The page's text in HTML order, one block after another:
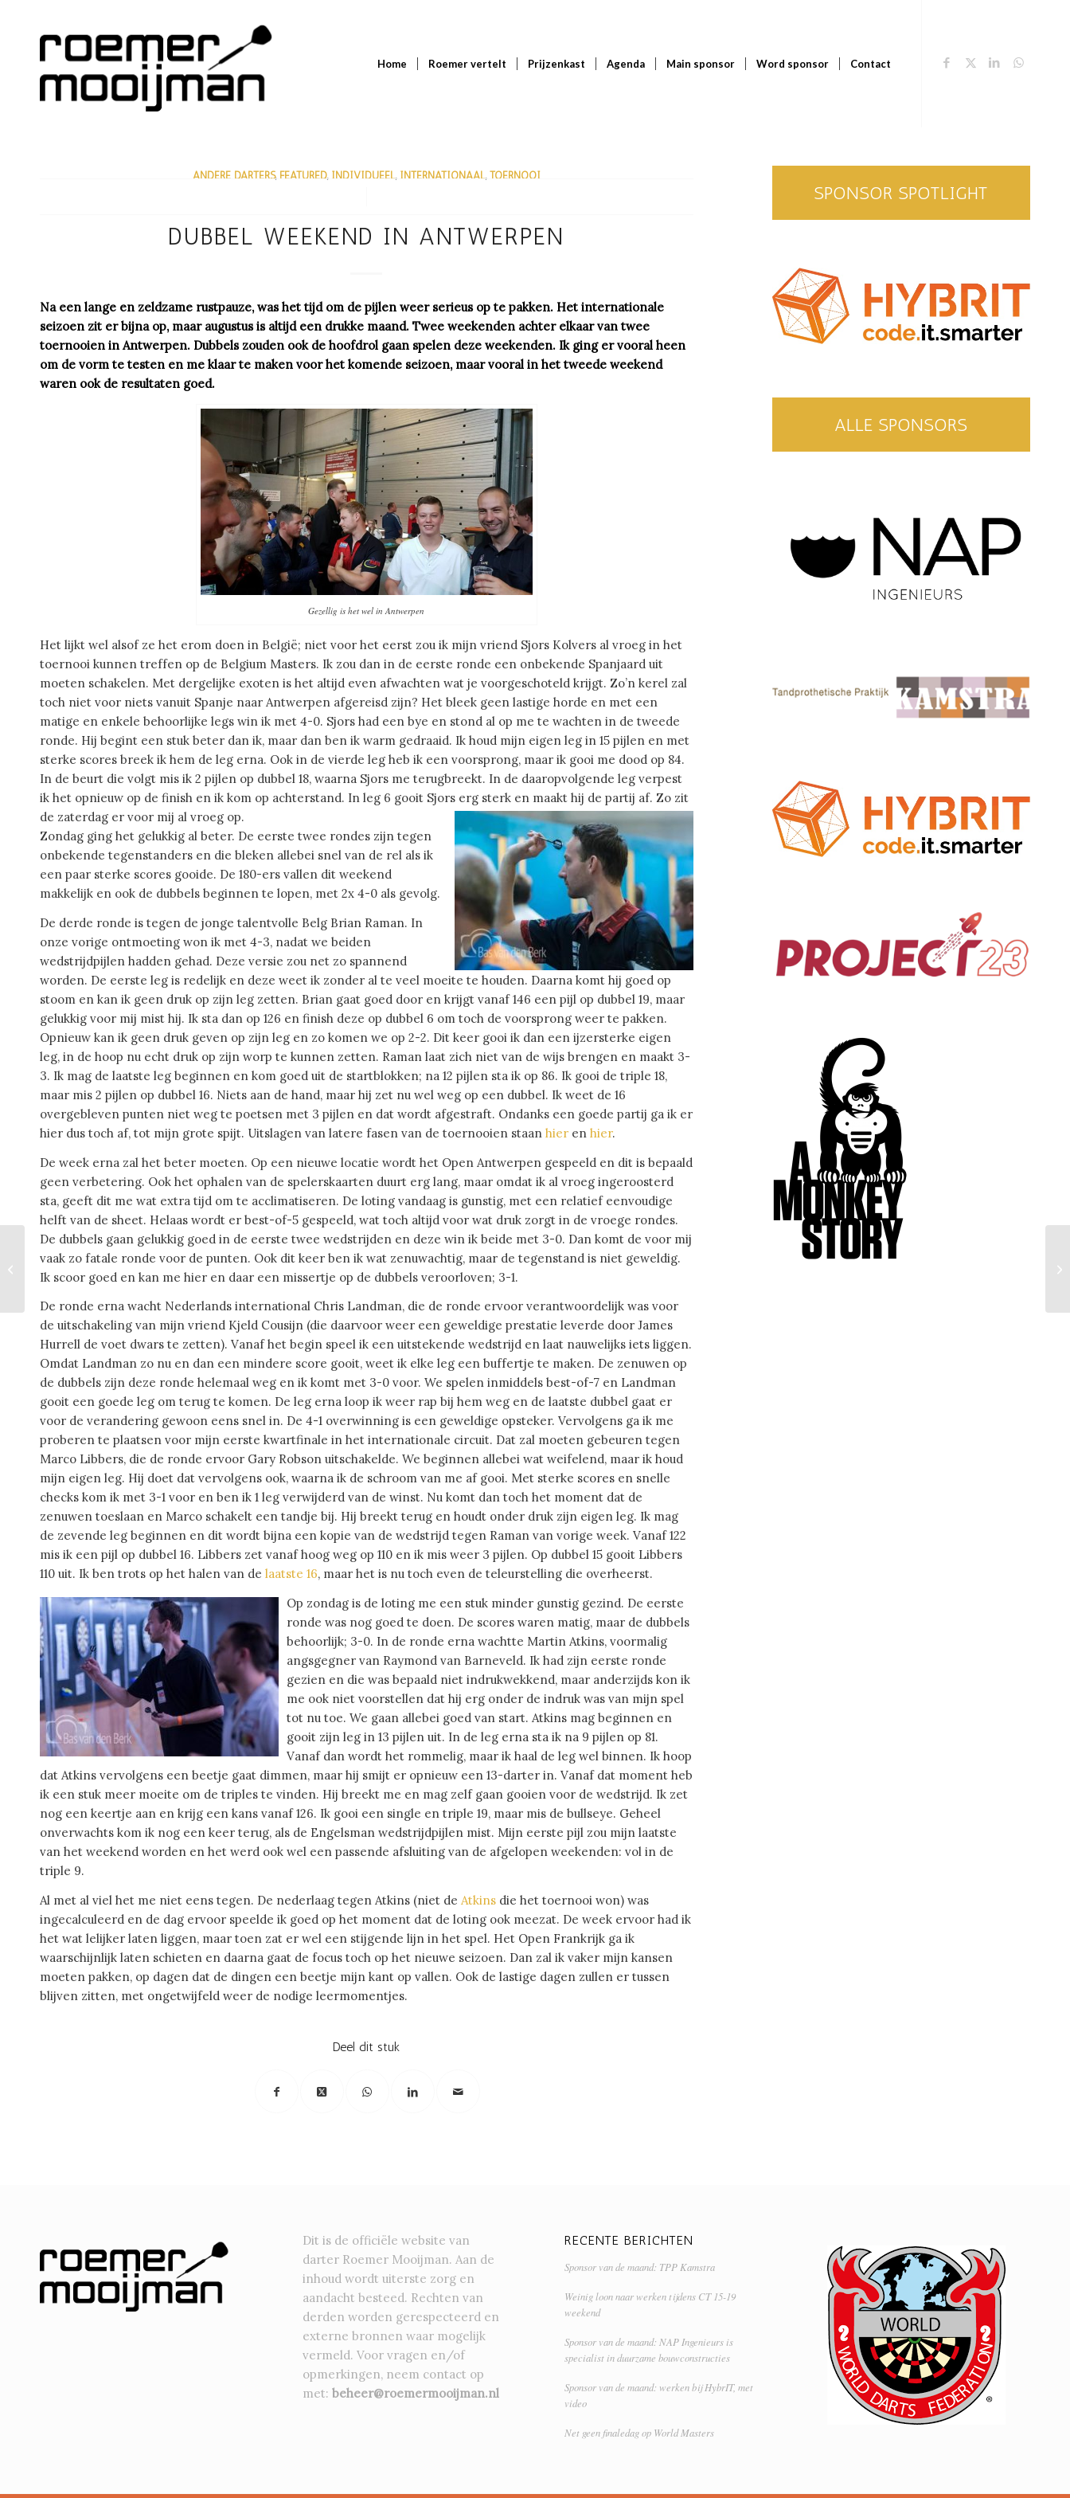
Home Roemer vertelt Prijzenkast Agenda Main sponsor Word sponsor Contact
ANDERE DARTERS, FEATURED, INDIVIDUEEL, INTERNATIONAAL,TOERNOOI
DUBBEL WEEKEND IN ANTWERPEN
Na een lange en zeldzame rustpauze, was het tijd om de pijlen weer serieus op te pakken. Het internationale
seizoen zit er bijna op, maar augustus is altijd een drukke maand. Twee weekenden achter elkaar van twee
toernooien in Antwerpen. Dubbels zouden ook de hoofdrol gaan spelen deze weekenden. Ik ging er vooral heen
om de vorm te testen en me klaar te maken voor het komende seizoen, maar vooral in het tweede weekend
waren ook de resultaten goed.
Gezellig is het wel in Antwerpen
Het lijkt wel alsof ze het erom doen in België; niet voor het eerst zou ik mijn vriend Sjors Kolvers al vroeg in het
toernooi kunnen treffen op de Belgium Masters. Ik zou dan in de eerste ronde een onbekende Spanjaard uit
moeten schakelen. Met dergelijke exoten is het altijd even afwachten wat je voorgeschoteld krijgt. Zo’n kerel zal
toch niet voor niets vanuit Spanje naar Antwerpen afgereisd zijn? Het bleek geen lastige horde en met een
matige en enkele behoorlijke legs win ik met 4-0. Sjors had een bye en stond al op me te wachten in de tweede
ronde. Hij begint een stuk beter dan ik, maar dan ben ik warm gedraaid. Ik houd mijn eigen leg in 15 pijlen en met
sterke scores breek ik hem de leg erna. Ook in de vierde leg heb ik een voorsprong, maar ik gooi me dood op 84.
In de beurt die volgt mis ik 2 pijlen op dubbel 18, waarna Sjors me terugbreekt. In de daaropvolgende leg verpest
ik het opnieuw op de finish en ik kom op achterstand. In leg 6 gooit Sjors erg sterk en maakt hij de partij af. Zo zit
de zaterdag er voor mij al vroeg op.
Zondag ging het gelukkig al beter. De eerste twee rondes zijn tegen
onbekende tegenstanders en die bleken allebei snel van de rel als ik
een paar sterke scores gooide. De 180-ers vallen dit weekend
makkelijk en ook de dubbels beginnen te lopen, met 2x 4-0 als gevolg.
De derde ronde is tegen de jonge talentvolle Belg Brian Raman. In
onze vorige ontmoeting won ik met 4-3, nadat we beiden
wedstrijdpijlen hadden gehad. Deze versie zou net zo spannend
worden. De eerste leg is redelijk en deze weet ik zonder al te veel moeite te houden. Daarna komt hij goed op
stoom en kan ik geen druk op zijn leg zetten. Brian gaat goed door en krijgt vanaf 146 een pijl op dubbel 19, maar
gelukkig voor mij mist hij. Ik sta dan op 126 en finish deze op dubbel 6 om toch de voorsprong weer te pakken.
Opnieuw kan ik geen druk geven op zijn leg en zo komen we op 2-2. Dit keer gooi ik dan een ijzersterke eigen
leg, in de hoop nu echt druk op zijn worp te kunnen zetten. Raman laat zich niet van de wijs brengen en maakt 3-
3. Ik mag de laatste leg beginnen en kom goed uit de startblokken; na 12 pijlen sta ik op 86. Ik gooi de triple 18,
maar mis 2 pijlen op dubbel 16. Niets aan de hand, maar hij zet nu wel weg op een dubbel. Ik weet de 16
overgebleven punten niet weg te poetsen met 3 pijlen en dat wordt afgestraft. Ondanks een goede partij ga ik er
hier dus toch af, tot mijn grote spijt. Uitslagen van latere fasen van de toernooien staan hier en hier.
De week erna zal het beter moeten. Op een nieuwe locatie wordt het Open Antwerpen gespeeld en dit is bepaald
geen verbetering. Ook het ophalen van de spelerskaarten duurt erg lang, maar omdat ik al vroeg ingeroosterd
sta, geeft dit me wat extra tijd om te acclimatiseren. De loting vandaag is gunstig, met een relatief eenvoudige
helft van de sheet. Helaas wordt er best-of-5 gespeeld, wat toch altijd voor wat druk zorgt in de vroege rondes.
De dubbels gaan gelukkig goed in de eerste twee wedstrijden en deze win ik beide met 3-0. Dan komt de voor mij
vaak zo fatale ronde voor de punten. Ook dit keer ben ik wat zenuwachtig, maar de tegenstand is niet geweldig.
Ik scoor goed en kan me hier en daar een missertje op de dubbels veroorloven; 3-1.
De ronde erna wacht Nederlands international Chris Landman, die de ronde ervoor verantwoordelijk was voor
de uitschakeling van mijn vriend Kjeld Cousijn (die daarvoor weer een geweldige prestatie leverde door James
Hurrell de voet dwars te zetten). Vanaf het begin speel ik een uitstekende wedstrijd en laat nauwelijks iets liggen.
Omdat Landman zo nu en dan een mindere score gooit, weet ik elke leg een buffertje te maken. De zenuwen op
de dubbels zijn deze ronde helemaal weg en ik komt met 3-0 voor. We spelen inmiddels best-of-7 en Landman
gooit een goede leg om terug te komen. De leg erna loop ik weer rap bij hem weg en de laatste dubbel gaat er
voor de verandering gewoon eens snel in. De 4-1 overwinning is een geweldige opsteker. Vervolgens ga ik me
proberen te plaatsen voor mijn eerste kwartfinale in het internationale circuit. Dat zal moeten gebeuren tegen
Marco Libbers, die de ronde ervoor Gary Robson uitschakelde. We beginnen allebei wat weifelend, maar ik houd
mijn eigen leg. Hij doet dat vervolgens ook, waarna ik de schroom van me af gooi. Met sterke scores en snelle
checks kom ik met 3-1 voor en ben ik 1 leg verwijderd van de winst. Nu komt dan toch het moment dat de
zenuwen toeslaan en Marco schakelt een tandje bij. Hij breekt terug en houdt onder druk zijn eigen leg. Ik mag
de zevende leg beginnen en dit wordt bijna een kopie van de wedstrijd tegen Raman van vorige week. Vanaf 122
mis ik een pijl op dubbel 16. Libbers zet vanaf hoog weg op 110 en ik mis weer 3 pijlen. Op dubbel 15 gooit Libbers
110 uit. Ik ben trots op het halen van de laatste 16, maar het is nu toch even de teleurstelling die overheerst.
Op zondag is de loting me een stuk minder gunstig gezind. De eerste
ronde was nog goed te doen. De scores waren matig, maar de dubbels
behoorlijk; 3-0. In de ronde erna wachtte Martin Atkins, voormalig
angsgegner van Raymond van Barneveld. Ik had zijn eerste ronde
gezien en die was bepaald niet indrukwekkend, maar anderzijds kon ik
me ook niet voorstellen dat hij erg onder de indruk was van mijn spel
tot nu toe. We gaan allebei goed van start. Atkins mag beginnen en
gooit zijn leg in 13 pijlen uit. In de leg erna sta ik na 9 pijlen op 81.
Vanaf dan wordt het rommelig, maar ik haal de leg wel binnen. Ik hoop
dat Atkins vervolgens een beetje gaat dimmen, maar hij smijt er opnieuw een 13-darter in. Vanaf dat moment heb
ik een stuk meer moeite om de triples te vinden. Hij breekt me en mag zelf gaan gooien voor de wedstrijd. Ik zet
nog een keertje aan en krijg een kans vanaf 126. Ik gooi een single en triple 19, maar mis de bullseye. Geheel
onverwachts kom ik nog een keer terug, als de Engelsman wedstrijdpijlen mist. Mijn eerste pijl zou mijn laatste
van het weekend worden en het werd ook wel een passende afsluiting van de afgelopen weekenden: vol in de
triple 9.
Al met al viel het me niet eens tegen. De nederlaag tegen Atkins (niet de Atkins die het toernooi won) was
ingecalculeerd en de dag ervoor speelde ik goed op het moment dat de loting ook meezat. De week ervoor had ik
het wat lelijker laten liggen, maar toen zat er wel een stijgende lijn in het spel. Het Open Frankrijk ga ik
waarschijnlijk laten schieten en daarna gaat de focus toch op het nieuwe seizoen. Dan zal ik vaker mijn kansen
moeten pakken, op dagen dat de dingen een beetje mijn kant op vallen. Ook de lastige dagen zullen er tussen
blijven zitten, met ongetwijfeld weer de nodige leermomentjes.
Deel dit stuk
SPONSOR SPOTLIGHT
ALLE SPONSORS
Dit is de officiële website van
darter Roemer Mooijman. Aan de
inhoud wordt uiterste zorg en
aandacht besteed. Rechten van
derden worden gerespecteerd en
externe bronnen waar mogelijk
vermeld. Voor vragen en/of
opmerkingen, neem contact op
met: beheer@roemermooijman.nl
RECENTE BERICHTEN
Sponsor van de maand: TPP Kamstra
Weinig loon naar werken tijdens CT 15-19
weekend
Sponsor van de maand: NAP Ingenieurs is
specialist in duurzame bouwconstructies
Sponsor van de maand: werken bij HybrIT, met
video
Net geen finaledag op World Masters
Gratis surround ring
Localdarts